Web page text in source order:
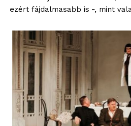
ezért fájdalmasabb is -, mint